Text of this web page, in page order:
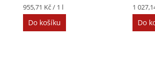
Měrná
cena:
955,71 Kč / 1 l
Do košíku
Měrná
cena:
1
Do